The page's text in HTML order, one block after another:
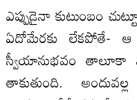
ఎప్పుడైనా కుటుంబం
ఏదోమేరకు లేకపోతే- ఆ
స్వీయానుభవం తాలూకా
తాకుతుంది.